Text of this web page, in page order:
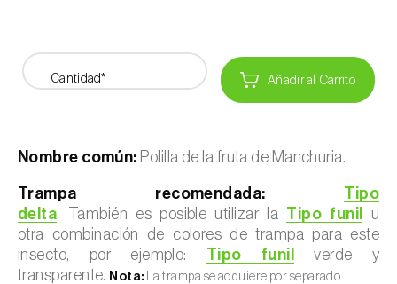
Cantidad* Añadir al Carrito
Nombre común: Polilla de la fruta de Manchuria.
Trampa recomendada:
Tipo
delta. También es posible utilizar la Tipo funil
u
otra combinación de colores de trampa para este
insecto, por ejemplo: Tipo funil
verde y
transparente. Nota: La trampa se adquiere por separado.